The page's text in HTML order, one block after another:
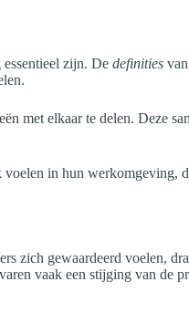
zijn. De definities
met elkaar te delen. Deze
voelen in hun werkomgeving,
zich gewaardeerd voelen,
vaak een stijging van de